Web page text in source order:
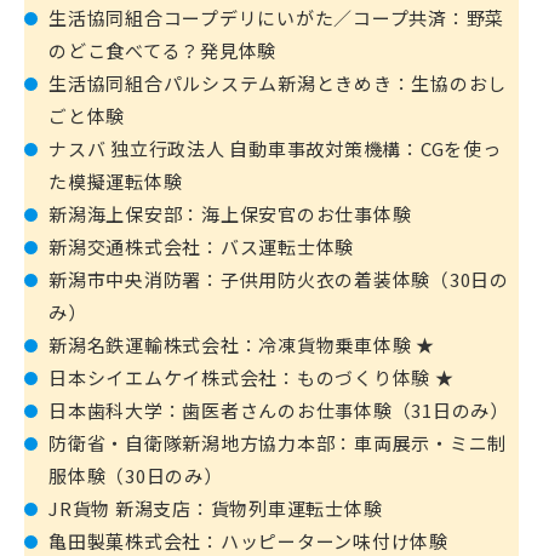
生活協同組合コープデリにいがた／コープ共済：野菜
のどこ食べてる？発見体験
生活協同組合パルシステム新潟ときめき：生協のおし
ごと体験
ナスバ 独立行政法人 自動車事故対策機構：CGを使っ
た模擬運転体験
新潟海上保安部：海上保安官のお仕事体験
新潟交通株式会社：バス運転士体験
新潟市中央消防署：子供用防火衣の着装体験（30日の
み）
新潟名鉄運輸株式会社：冷凍貨物乗車体験 ★
日本シイエムケイ株式会社：ものづくり体験 ★
日本歯科大学：歯医者さんのお仕事体験（31日のみ）
防衛省・自衛隊新潟地方協力本部：車両展示・ミニ制
服体験（30日のみ）
JR貨物 新潟支店：貨物列車運転士体験
亀田製菓株式会社：ハッピーターン味付け体験